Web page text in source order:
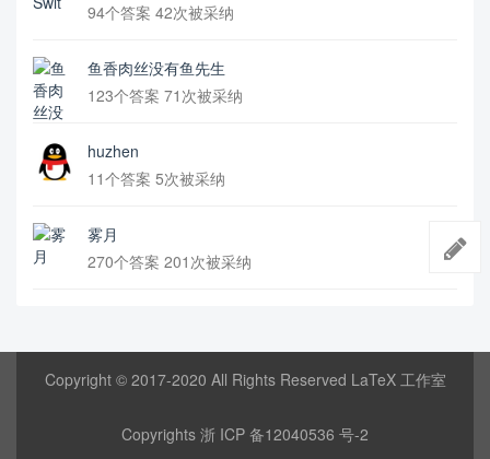
94个答案 42次被采纳
鱼香肉丝没有鱼先生
123个答案 71次被采纳
huzhen
11个答案 5次被采纳
雾月
270个答案 201次被采纳
Copyright © 2017-2020 All Rights Reserved LaTeX 工作室
Copyrights 浙 ICP 备12040536 号-2